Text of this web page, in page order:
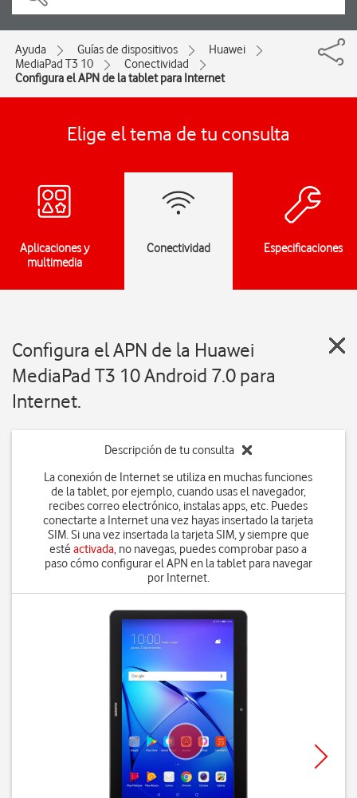
Ayuda Guías de dispositivos
Huawei
MediaPad T3 10
Conectividad
Configura el APN de la tablet para Internet
Elige el tema de tu consulta
Aplicaciones y
multimedia
Conectividad Especificaciones
Configura el APN de la Huawei
MediaPad T3 10 Android 7.0 para
Internet.
Descripción de tu consulta
La conexión de Internet se utiliza en muchas funciones
de la tablet, por ejemplo, cuando usas el navegador,
recibes correo electrónico, instalas apps, etc. Puedes
conectarte a Internet una vez hayas insertado la tarjeta
SIM. Si una vez insertada la tarjeta SIM, y siempre que
estéactivada, no navegas, puedes comprobar paso a
paso cómo configurar el APN en la tablet para navegar
por Internet.